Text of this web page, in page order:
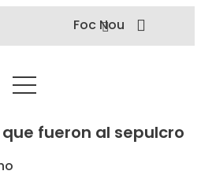
fueron al sepulcro